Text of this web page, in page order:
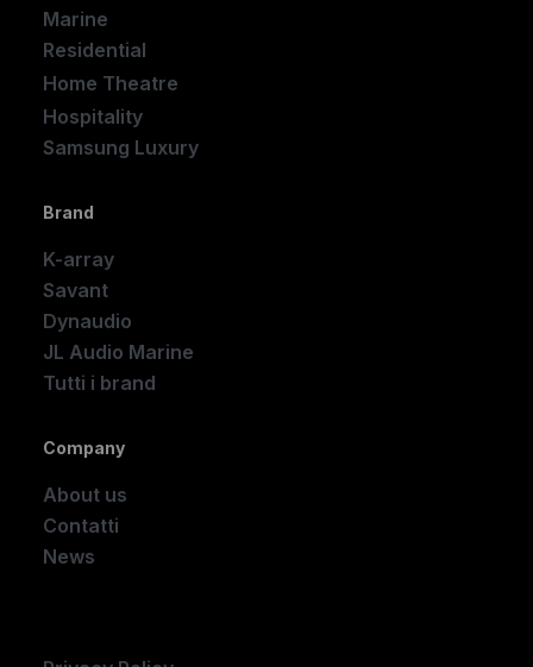
Marine
Residential
Home Theatre
Hospitality
Samsung Luxury
Brand
K-array
Savant
Dynaudio
JL Audio Marine
Tutti i brand
Company
About us
Contatti
News